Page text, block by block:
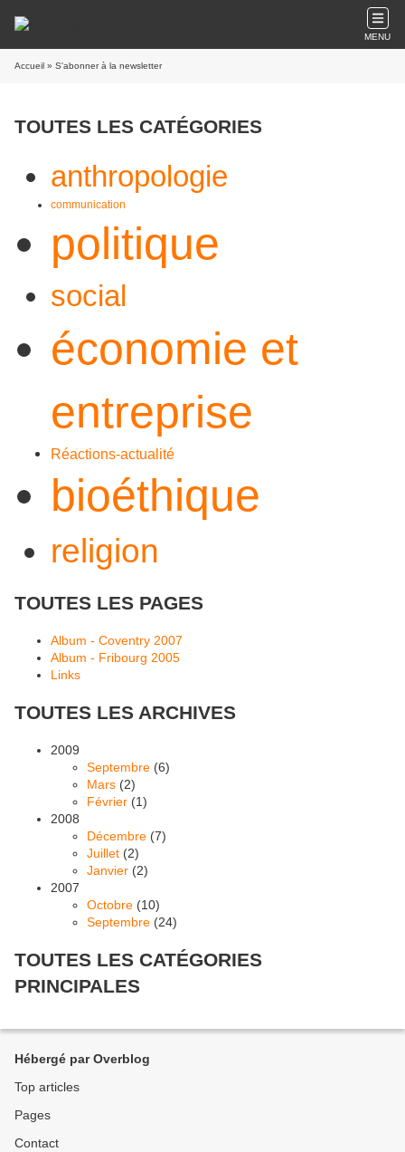
MENU
Accueil » S'abonner à la newsletter
TOUTES LES CATÉGORIES
anthropologie
communication
politique
social
économie et
entreprise
Réactions-actualité
bioéthique
religion
TOUTES LES PAGES
Album - Coventry 2007
Album - Fribourg 2005
Links
TOUTES LES ARCHIVES
2009
Septembre (6)
Mars (2)
Février (1)
2008
Décembre (7)
Juillet (2)
Janvier (2)
2007
Octobre (10)
Septembre (24)
TOUTES LES CATÉGORIES
PRINCIPALES
Hébergé par Overblog
Top articles
Pages
Contact